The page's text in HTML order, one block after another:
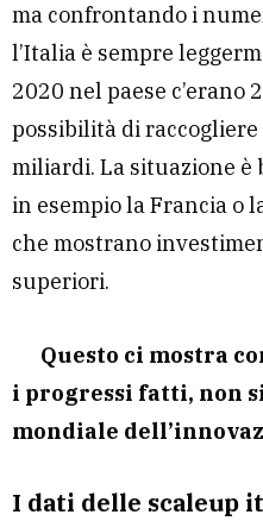
ma confrontando i
l’Italia è sempre
2020 nel paese c’erano
possibilità di
miliardi. La situazione è
in esempio la Francia o
che mostrano
superiori.
Questo ci mostra
i progressi fatti, non
mondiale
I dati delle scaleup